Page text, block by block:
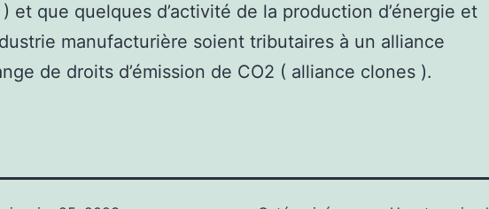
) et que quelques d’activité de la production d’énergie et
manufacturière soient tributaires à un alliance
de droits d’émission de CO2 ( alliance clones ).